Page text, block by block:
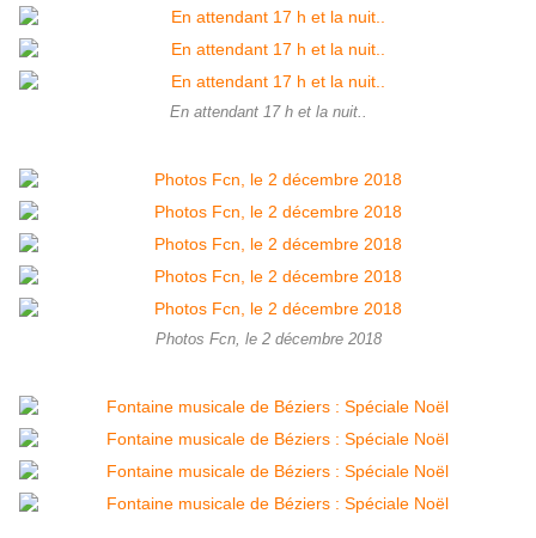
En attendant 17 h et la nuit..
Photos Fcn, le 2 décembre 2018